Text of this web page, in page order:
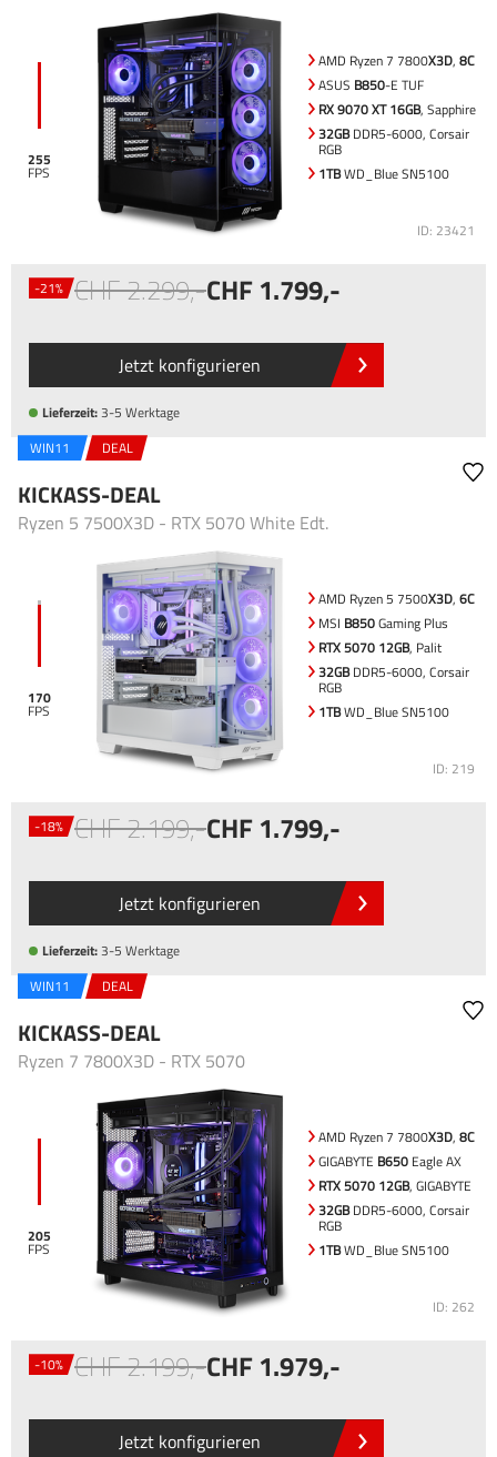
255
AMD Ryzen 7 7800X3D, 8C
ASUS B850-E TUF
RX 9070 XT 16GB, Sapphire
32GBDDR5-6000, Corsair
RGB
1TBWD_Blue SN5100
ID: 23421
-21% 2.299,- 1.799,-
Jetzt konfigurieren
Lieferzeit:3-5 Werktage
WIN11
DEAL
KICKASS-DEAL
Ryzen 5 7500X3D - RTX 5070 White Edt.
170
AMD Ryzen 5 7500X3D, 6C
MSI B850Gaming Plus
RTX 5070 12GB, Palit
32GBDDR5-6000, Corsair
RGB
1TBWD_Blue SN5100
ID: 219
-18% 2.199,- 1.799,-
Jetzt konfigurieren
Lieferzeit:3-5 Werktage
WIN11
DEAL
KICKASS-DEAL
Ryzen 7 7800X3D - RTX 5070
205
AMD Ryzen 7 7800X3D, 8C
GIGABYTE B650Eagle AX
RTX 5070 12GB, GIGABYTE
32GBDDR5-6000, Corsair
RGB
1TBWD_Blue SN5100
ID: 262
-10% 2.199,- 1.979,-
Jetzt konfigurieren